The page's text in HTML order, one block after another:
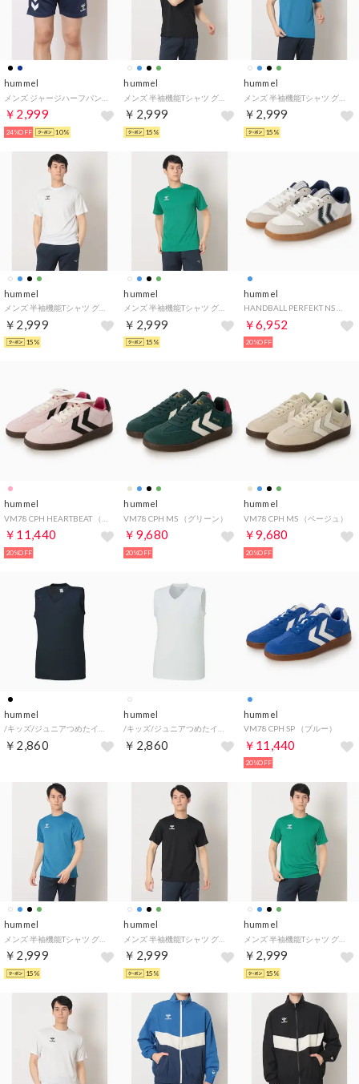
hummel
￥2,999
24%OFF 10%
hummel
￥2,999
15%
hummel
メンズ 半袖機能Tシャツ グラフィックTシャツ HAY2148AP （ブリリアントブルー）
￥2,999
15%
hummel
￥2,999
15%
hummel
￥2,999
15%
hummel
￥6,952
20%OFF
hummel
￥11,440
20%OFF
hummel
VM78 CPH MS （グリーン）
￥9,680
20%OFF
hummel
VM78 CPH MS （ベージュ）
￥9,680
20%OFF
hummel
￥2,860
hummel
￥2,860
hummel
VM78 CPH SP （ブルー）
￥11,440
20%OFF
hummel
￥2,999
15%
hummel
￥2,999
15%
hummel
メンズ 半袖機能Tシャツ グラフィックTシャツ HAY2152AP （マリングリーン）
￥2,999
15%